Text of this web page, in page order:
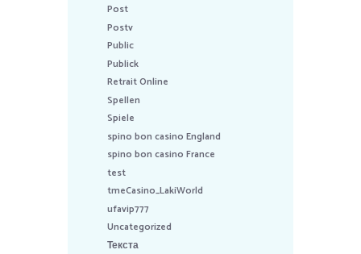
Post
Postv
Public
Publick
Retrait Online
Spellen
Spiele
spino bon casino England
spino bon casino France
test
tmeCasino_LakiWorld
ufavip777
Uncategorized
Текста